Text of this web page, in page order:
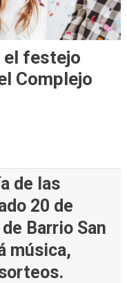
el festejo
Complejo
de las
20 de
Barrio San
música,